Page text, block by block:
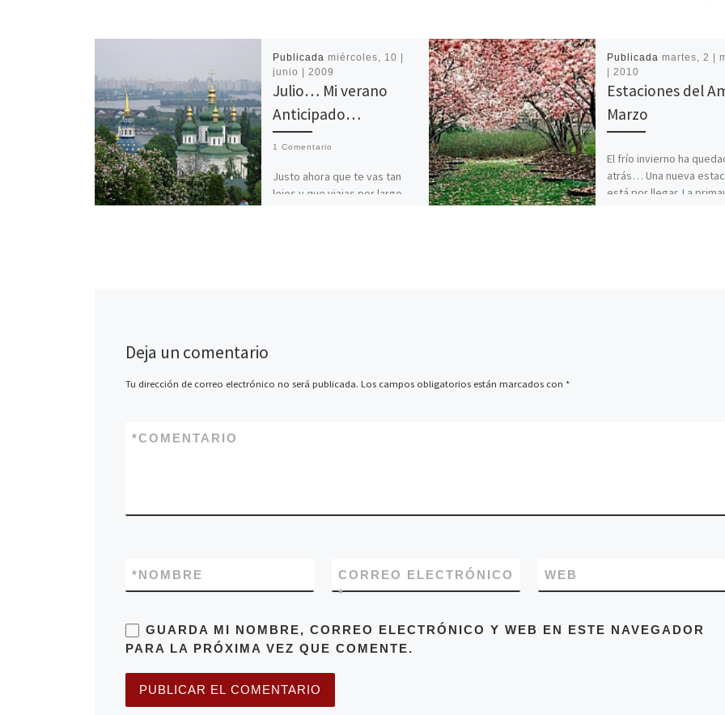
Publicadamiércoles, 10 |
junio | 2009
Julio… Mi verano
Anticipado…
1 Comentario
Justo ahora que te vas tan
lejos y que viajas por largo
Publicada martes, 2 |
| 2010
Estaciones del
Marzo
El frío invierno ha
atrás… Una nueva
está por llegar. La
Deja un comentario
Tu dirección de correo electrónico no será publicada. Los campos obligatorios están marcados con *
COMENTARIO
*
NOMBRE
*
CORREO ELECTRÓNICO
*
WEB
GUARDA MI NOMBRE, CORREO ELECTRÓNICO Y WEB EN ESTE NAVEGADOR
PARA LA PRÓXIMA VEZ QUE COMENTE.